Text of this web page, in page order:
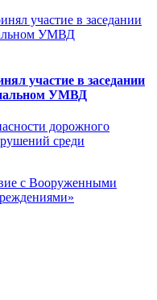
участие в заседании
УМВД
дорожного
среди
с Вооруженными